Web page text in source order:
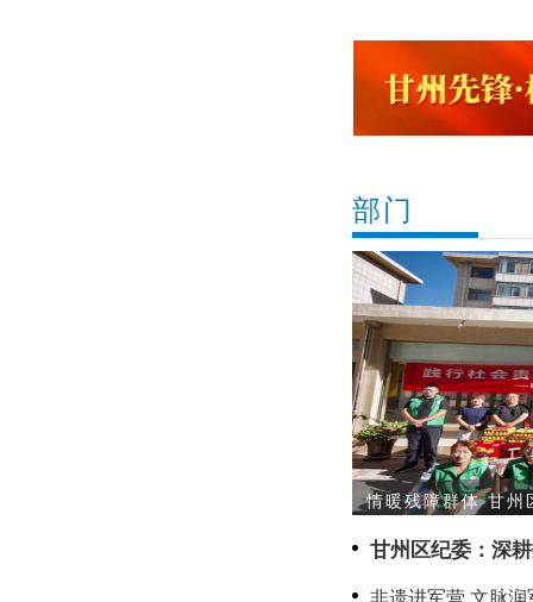
部门
情暖残障群体 甘州
甘州区纪委：深
治监督提质增效